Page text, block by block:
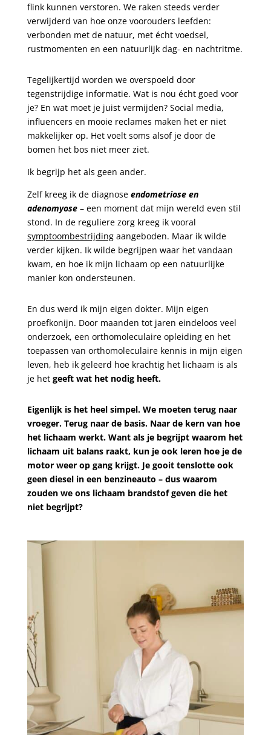
flink kunnen verstoren. We raken steeds verder
verwijderd van hoe onze voorouders leefden:
verbonden met de natuur, met écht voedsel,
rustmomenten en een natuurlijk dag- en nachtritme.
Tegelijkertijd worden we overspoeld door
tegenstrijdige informatie. Wat is nou écht goed voor
je? En wat moet je juist vermijden? Social media,
influencers en mooie reclames maken het er niet
makkelijker op. Het voelt soms alsof je door de
bomen het bos niet meer ziet.
Ik begrijp het als geen ander.
Zelf kreeg ik de diagnose endometriose en
adenomyose – een moment dat mijn wereld even stil
stond. In de reguliere zorg kreeg ik vooral
symptoombestrijdingaangeboden. Maar ik wilde
verder kijken. Ik wilde begrijpen waar het vandaan
kwam, en hoe ik mijn lichaam op een natuurlijke
manier kon ondersteunen.
En dus werd ik mijn eigen dokter. Mijn eigen
proefkonijn. Door maanden tot jaren eindeloos veel
onderzoek, een orthomoleculaire opleiding en het
toepassen van orthomoleculaire kennis in mijn eigen
leven, heb ik geleerd hoe krachtig het lichaam is als
je het geeft wat het nodig heeft.
Eigenlijk is het heel simpel. We moeten terug naar
vroeger. Terug naar de basis. Naar de kern van hoe
het lichaam werkt. Want als je begrijpt waarom het
lichaam uit balans raakt, kun je ook leren hoeje de
motor weer op gang krijgt. Je gooit tenslotte ook
geen diesel in een benzineauto – dus waarom
zouden we ons lichaam brandstof geven die het
niet begrijpt?